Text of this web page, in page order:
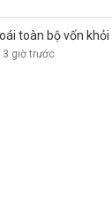
toàn bộ vốn
3 giờ trước